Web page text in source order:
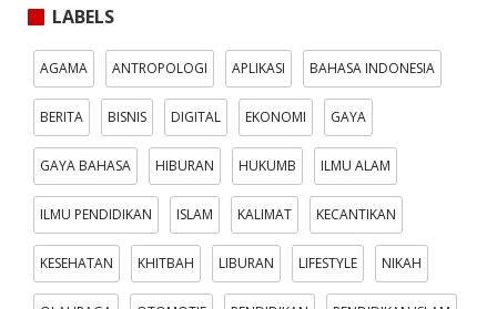
LABELS
AGAMA ANTROPOLOGI APLIKASI BAHASA INDONESIA
BERITA BISNIS DIGITAL EKONOMI GAYA
GAYA BAHASA HIBURAN HUKUMB ILMU ALAM
ILMU PENDIDIKAN ISLAM KALIMAT KECANTIKAN
KESEHATAN KHITBAH LIBURAN LIFESTYLE NIKAH